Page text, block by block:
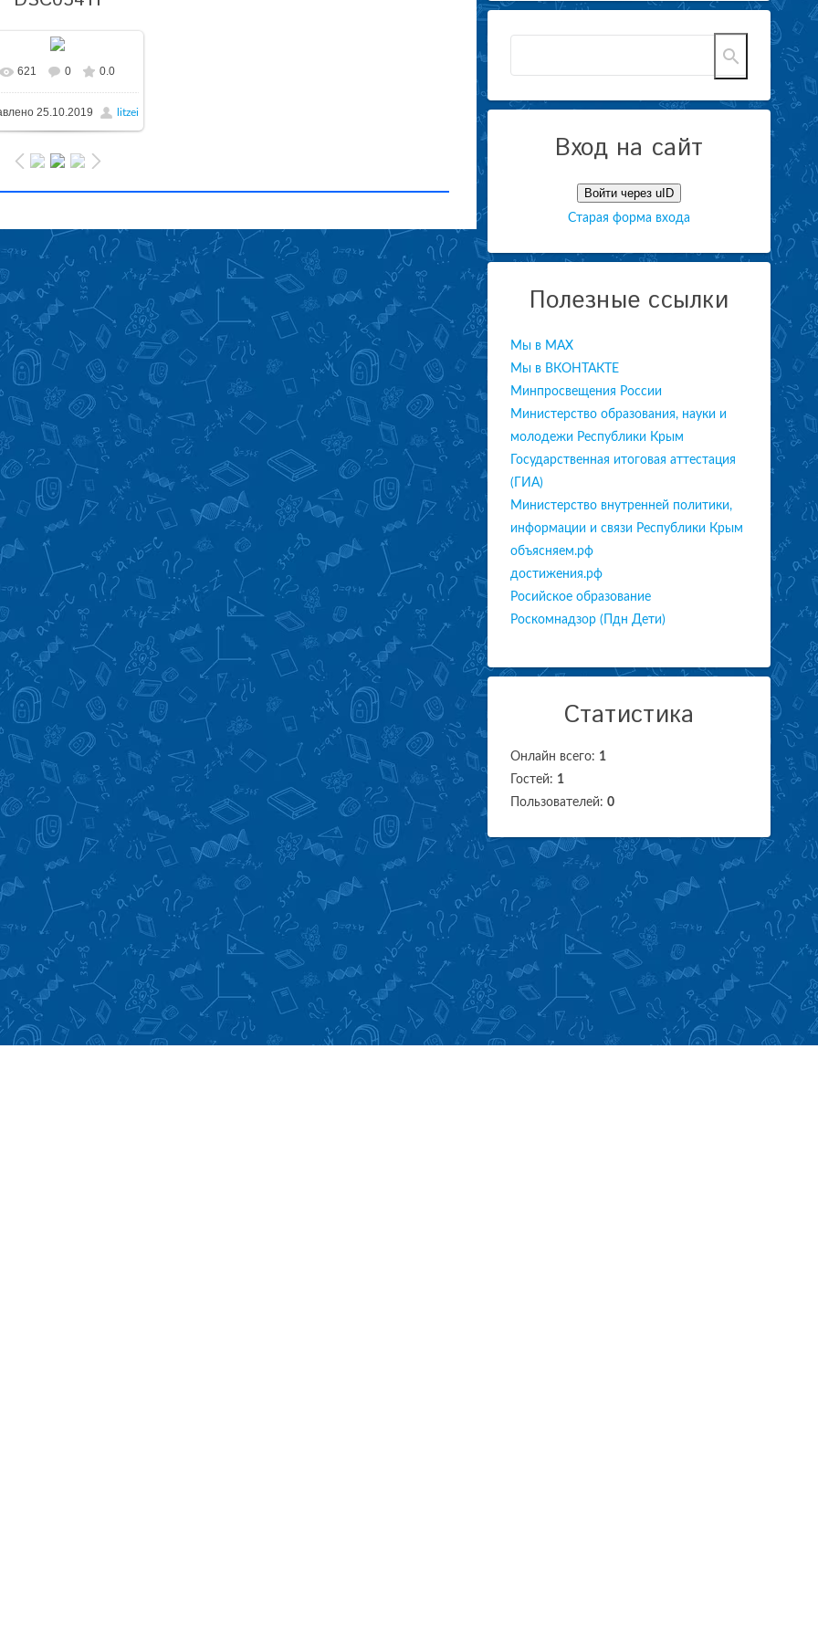
621 0 0.0
25.10.2019 litzei
Вход на сайт
Войти через uID
Старая форма входа
Полезные ссылки
Мы в МАХ
Мы в ВКОНТАКТЕ
Минпросвещения России
Министерство образования, науки и
молодежи Республики Крым
Государственная итоговая аттестация
(ГИА)
Министерство внутренней политики,
информации и связи Республики Крым
объясняем.рф
достижения.рф
Росийское образование
Роскомнадзор (Пдн Дети)
Статистика
Онлайн всего: 1
Гостей: 1
Пользователей: 0